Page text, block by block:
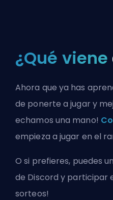
¿Qué viene
Ahora que ya has
de ponerte a jugar y
echamos una mano!
empieza a jugar en el
O si prefieres, puedes
de Discord y participar
sorteos!